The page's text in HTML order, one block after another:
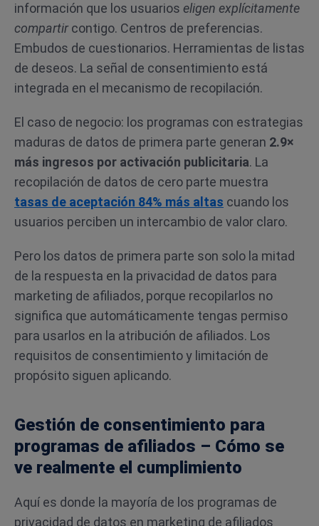
información que los usuarios eligen explícitamente
compartircontigo. Centros de preferencias.
Embudos de cuestionarios. Herramientas de listas
de deseos. La señal de consentimiento está
integrada en el mecanismo de recopilación.
El caso de negocio: los programas con estrategias
maduras de datos de primera parte generan 2.9×
más ingresos por activación publicitaria. La
recopilación de datos de cero parte muestra
tasas de aceptación 84% más altas cuando los
usuarios perciben un intercambio de valor claro.
Pero los datos de primera parte son solo la mitad
de la respuesta en la privacidad de datos para
marketing de afiliados, porque recopilarlos no
significa que automáticamente tengas permiso
para usarlos en la atribución de afiliados. Los
requisitos de consentimiento y limitación de
propósito siguen aplicando.
Gestión de consentimiento para
programas de afiliados – Cómo se
ve realmente el cumplimiento
Aquí es donde la mayoría de los programas de
privacidad de datos en marketing de afiliados